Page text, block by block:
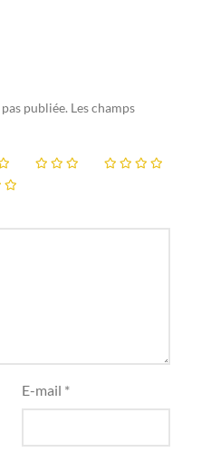
publiée. Les champs
E-mail *